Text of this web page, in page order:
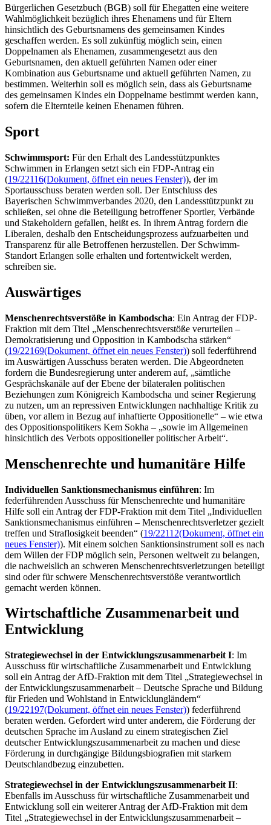
Bürgerlichen Gesetzbuch (BGB) soll für Ehegatten eine weitere
Wahlmöglichkeit bezüglich ihres Ehenamens und für Eltern
hinsichtlich des Geburtsnamens des gemeinsamen Kindes
geschaffen werden. Es soll zukünftig möglich sein, einen
Doppelnamen als Ehenamen, zusammengesetzt aus den
Geburtsnamen, den aktuell geführten Namen oder einer
Kombination aus Geburtsname und aktuell geführten Namen, zu
bestimmen. Weiterhin soll es möglich sein, dass als Geburtsname
des gemeinsamen Kindes ein Doppelname bestimmt werden kann,
sofern die Elternteile keinen Ehenamen führen.
Sport
Schwimmsport: Für den Erhalt des Landesstützpunktes
Schwimmen in Erlangen setzt sich ein FDP-Antrag ein
(19/22116(Dokument, öffnet ein neues Fenster)), der im
Sportausschuss beraten werden soll. Der Entschluss des
Bayerischen Schwimmverbandes 2020, den Landesstützpunkt zu
schließen, sei ohne die Beteiligung betroffener Sportler, Verbände
und Stakeholdern gefallen, heißt es. In ihrem Antrag fordern die
Liberalen, deshalb den Entscheidungsprozess aufzuarbeiten und
Transparenz für alle Betroffenen herzustellen. Der Schwimm-
Standort Erlangen solle erhalten und fortentwickelt werden,
schreiben sie.
Auswärtiges
Menschenrechtsverstöße in Kambodscha: Ein Antrag der FDP-
Fraktion mit dem Titel „Menschenrechtsverstöße verurteilen –
Demokratisierung und Opposition in Kambodscha stärken“
(19/22169(Dokument, öffnet ein neues Fenster)) soll federführend
im Auswärtigen Ausschuss beraten werden. Die Abgeordneten
fordern die Bundesregierung unter anderem auf, „sämtliche
Gesprächskanäle auf der Ebene der bilateralen politischen
Beziehungen zum Königreich Kambodscha und seiner Regierung
zu nutzen, um an repressiven Entwicklungen nachhaltige Kritik zu
üben, vor allem in Bezug auf inhaftierte Oppositionelle“ – wie etwa
des Oppositionspolitikers Kem Sokha – „sowie im Allgemeinen
hinsichtlich des Verbots oppositioneller politischer Arbeit“.
Menschenrechte und humanitäre Hilfe
Individuellen Sanktionsmechanismus einführen: Im
federführenden Ausschuss für Menschenrechte und humanitäre
Hilfe soll ein Antrag der FDP-Fraktion mit dem Titel „Individuellen
Sanktionsmechanismus einführen – Menschenrechtsverletzer gezielt
treffen und Straflosigkeit beenden“ (19/22112(Dokument, öffnet ein
neues Fenster)). Mit einem solchen Sanktionsinstrument soll es nach
dem Willen der FDP möglich sein, Personen weltweit zu belangen,
die nachweislich an schweren Menschenrechtsverletzungen beteiligt
sind oder für schwere Menschenrechtsverstöße verantwortlich
gemacht werden können.
Wirtschaftliche Zusammenarbeit und
Entwicklung
Strategiewechsel in der Entwicklungszusammenarbeit I: Im
Ausschuss für wirtschaftliche Zusammenarbeit und Entwicklung
soll ein Antrag der AfD-Fraktion mit dem Titel „Strategiewechsel in
der Entwicklungszusammenarbeit – Deutsche Sprache und Bildung
für Frieden und Wohlstand in Entwicklungländern“
(19/22197(Dokument, öffnet ein neues Fenster)) federführend
beraten werden. Gefordert wird unter anderem, die Förderung der
deutschen Sprache im Ausland zu einem strategischen Ziel
deutscher Entwicklungszusammenarbeit zu machen und diese
Förderung in durchgängige Bildungsbiografien mit starkem
Deutschlandbezug einzubetten.
Strategiewechsel in der Entwicklungszusammenarbeit II:
Ebenfalls im Ausschuss für wirtschaftliche Zusammenarbeit und
Entwicklung soll ein weiterer Antrag der AfD-Fraktion mit dem
Titel „Strategiewechsel in der Entwicklungszusammenarbeit –